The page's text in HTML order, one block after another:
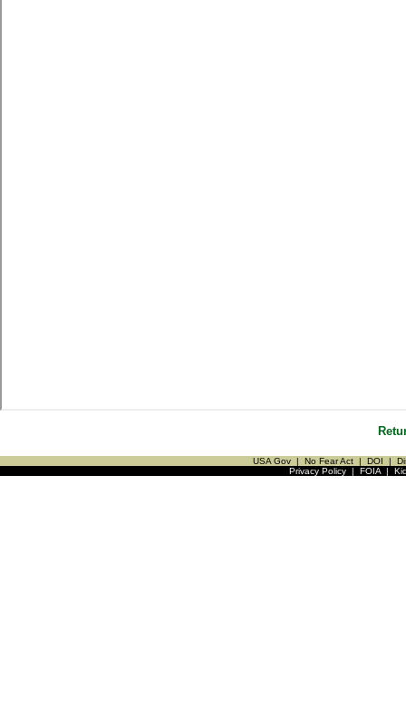
USA Gov | No Fear Act | DOI |
Privacy Policy| FOIA|